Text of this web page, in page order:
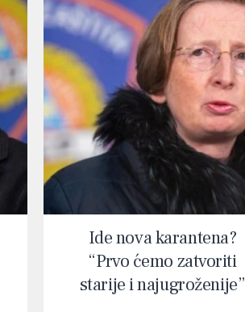
Ide nova karantena?
“Prvo ćemo zatvoriti
starije i najugroženije”